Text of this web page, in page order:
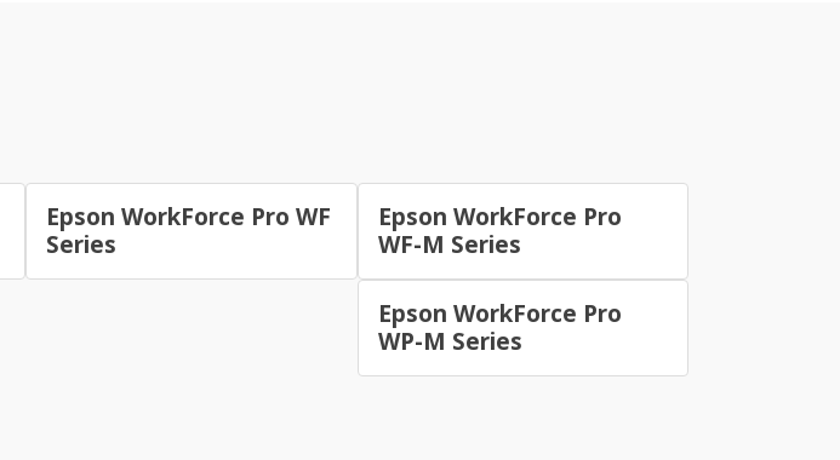
Epson WorkForce Pro WF
Series
Epson WorkForce Pro
WF-M Series
Epson WorkForce Pro
WP-M Series